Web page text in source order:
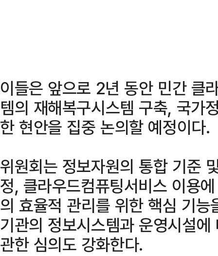
이들은 앞으로 2년 동안 민간 클
템의 재해복구시스템 구축, 국가
한 현안을 집중 논의할 예정이다.
위원회는 정보자원의 통합 기준
정, 클라우드컴퓨팅서비스 이용
의 효율적 관리를 위한 핵심 기능
기관의 정보시스템과 운영시설
관한 심의도 강화한다.